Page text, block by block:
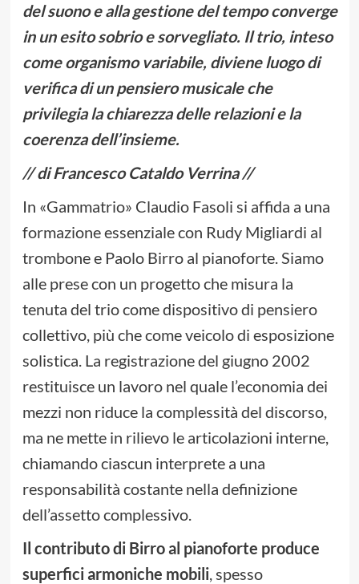
del suono e alla gestione del tempo converge
in un esito sobrio e sorvegliato. Il trio, inteso
come organismo variabile, diviene luogo di
verifica di un pensiero musicale che
privilegia la chiarezza delle relazioni e la
coerenza dell’insieme.
// di Francesco Cataldo Verrina //
In «Gammatrio» Claudio Fasoli si affida a una
formazione essenziale con Rudy Migliardi al
trombone e Paolo Birro al pianoforte. Siamo
alle prese con un progetto che misura la
tenuta del trio come dispositivo di pensiero
collettivo, più che come veicolo di esposizione
solistica. La registrazione del giugno 2002
restituisce un lavoro nel quale l’economia dei
mezzi non riduce la complessità del discorso,
ma ne mette in rilievo le articolazioni interne,
chiamando ciascun interprete a una
responsabilità costante nella definizione
dell’assetto complessivo.
Il contributo di Birro al pianoforte produce
superfici armoniche mobili, spesso